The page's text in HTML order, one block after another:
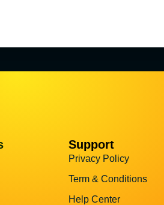
Support
Privacy Policy
Term & Conditions
Help Center